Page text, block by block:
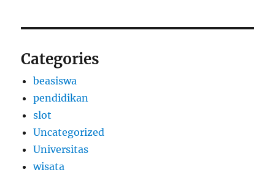
Categories
beasiswa
pendidikan
slot
Uncategorized
Universitas
wisata